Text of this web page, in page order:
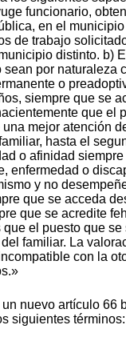
funcionario,
en el
de trabajo
distinto. b)
sean por naturaleza
o
siempre que se
que el
mejor atención
hasta el
o afinidad
enfermedad o
y no
que se acceda
que se acredite
que el puesto que
familiar. La
con la
nuevo artículo 66
siguientes términos: